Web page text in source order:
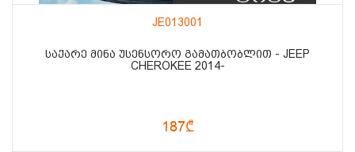
JE013001
ᲡᲐᲥᲐᲠᲔ ᲛᲘᲜᲐ ᲣᲡᲔᲜᲡᲝᲠᲝ ᲒᲐᲛᲐᲗᲑᲝᲑᲚᲘᲗ - JEEP
CHEROKEE 2014-
187₾